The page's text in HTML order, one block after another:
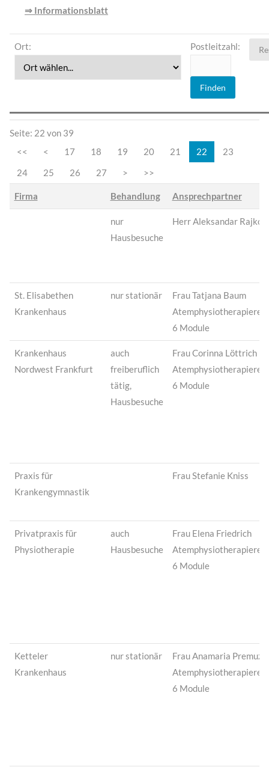
⇒ Informationsblatt
Ort: Postleitzahl:
Finden
Seite: 22 von 39
<<
< 17 18 19 20 21 22
23
24
25 26 27 > >>
Firma Behandlung Ansprechpartner
nur
Hausbesuche
Herr Aleksandar
St. Elisabethen
Krankenhaus
nur stationär
Frau Tatjana Baum
6 Module
Krankenhaus
Nordwest Frankfurt
auch
freiberuflich
tätig,
Hausbesuche
Frau Corinna Löttrich
6 Module
Praxis für
Krankengymnastik
Frau Stefanie Kniss
Privatpraxis für
Physiotherapie
auch
Hausbesuche
Frau Elena Friedrich
6 Module
Ketteler
Krankenhaus
nur stationär
Frau Anamaria Premuz
6 Module